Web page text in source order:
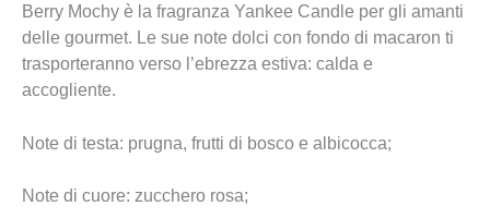
Berry Mochy è la fragranza Yankee Candle per gli amanti
delle gourmet. Le sue note dolci con fondo di macaron ti
trasporteranno verso l’ebrezza estiva: calda e
accogliente.
Note di testa: prugna, frutti di bosco e albicocca;
Note di cuore: zucchero rosa;